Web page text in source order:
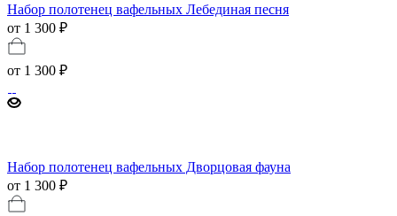
Набор полотенец вафельных Лебединая песня
от 1 300 ₽
от 1 300 ₽
Набор полотенец вафельных Дворцовая фауна
от 1 300 ₽